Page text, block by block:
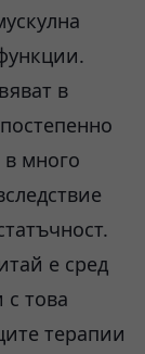
в
в много
е сред
това
терапии